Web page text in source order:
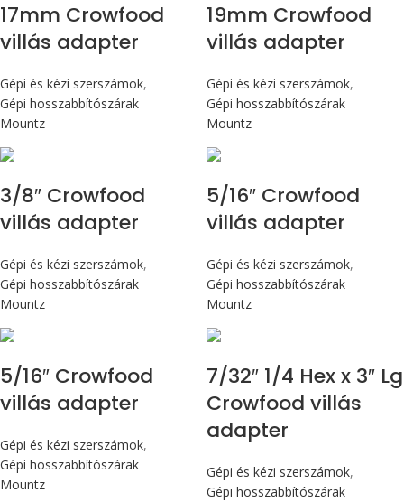
17mm Crowfood
villás adapter
Gépi és kézi szerszámok,
Gépi hosszabbítószárak
Mountz
19mm Crowfood
villás adapter
Gépi és kézi szerszámok,
Gépi hosszabbítószárak
Mountz
3/8″ Crowfood
villás adapter
Gépi és kézi szerszámok,
Gépi hosszabbítószárak
Mountz
5/16″ Crowfood
villás adapter
Gépi és kézi szerszámok,
Gépi hosszabbítószárak
Mountz
5/16″ Crowfood
villás adapter
Gépi és kézi szerszámok,
Gépi hosszabbítószárak
Mountz
7/32″ 1/4 Hex x 3″ Lg
Crowfood villás
adapter
Gépi és kézi szerszámok,
Gépi hosszabbítószárak